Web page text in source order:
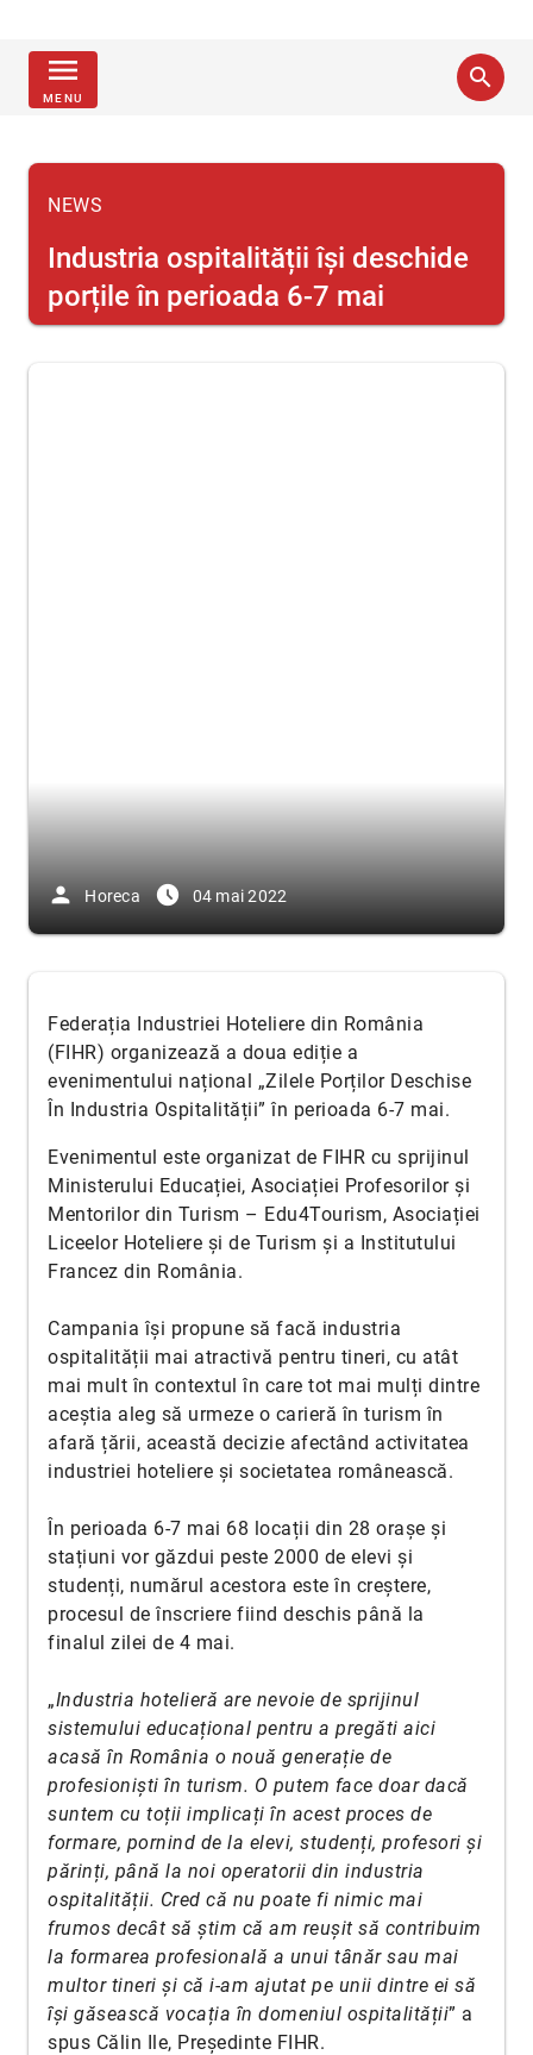
menu
MENU
search
NEWS
Industria ospitalității își deschide
porțile în perioada 6-7 mai
person Horeca access_time_filled 04 mai 2022
Federația Industriei Hoteliere din România
(FIHR) organizează a doua ediție a
evenimentului național „Zilele Porților Deschise
În Industria Ospitalității” în perioada 6-7 mai.
Evenimentul este organizat de FIHR cu sprijinul
Ministerului Educației, Asociației Profesorilor și
Mentorilor din Turism – Edu4Tourism, Asociației
Liceelor Hoteliere și de Turism și a Institutului
Francez din România.
Campania își propune să facă industria
ospitalității mai atractivă pentru tineri, cu atât
mai mult în contextul în care tot mai mulți dintre
aceștia aleg să urmeze o carieră în turism în
afară țării, această decizie afectând activitatea
industriei hoteliere și societatea românească.
În perioada 6-7 mai 68 locații din 28 orașe și
stațiuni vor găzdui peste 2000 de elevi și
studenți, numărul acestora este în creștere,
procesul de înscriere fiind deschis până la
finalul zilei de 4 mai.
„Industria hotelieră are nevoie de sprijinul
sistemului educațional pentru a pregăti aici
acasă în România o nouă generație de
profesioniști în turism. O putem face doar dacă
suntem cu toții implicați în acest proces de
formare, pornind de la elevi, studenți, profesori și
părinți, până la noi operatorii din industria
ospitalității. Cred că nu poate fi nimic mai
frumos decât să știm că am reușit să contribuim
la formarea profesională a unui tânăr sau mai
multor tineri și că i-am ajutat pe unii dintre ei să
își găsească vocația în domeniul ospitalității” a
spus Călin Ile, Președinte FIHR.